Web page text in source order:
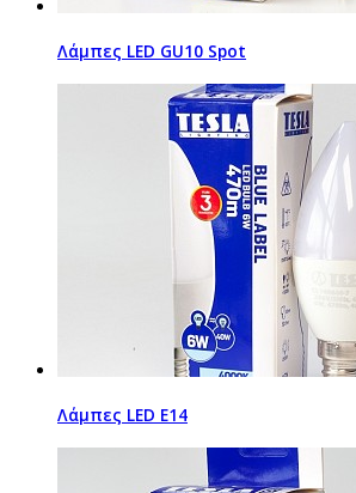
Λάμπες LED GU10 Spot
Λάμπες LED Ε14